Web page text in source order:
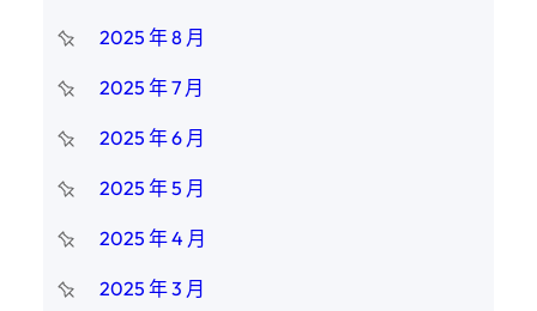
2025 年 8 月
2025 年 7 月
2025 年 6 月
2025 年 5 月
2025 年 4 月
2025 年 3 月